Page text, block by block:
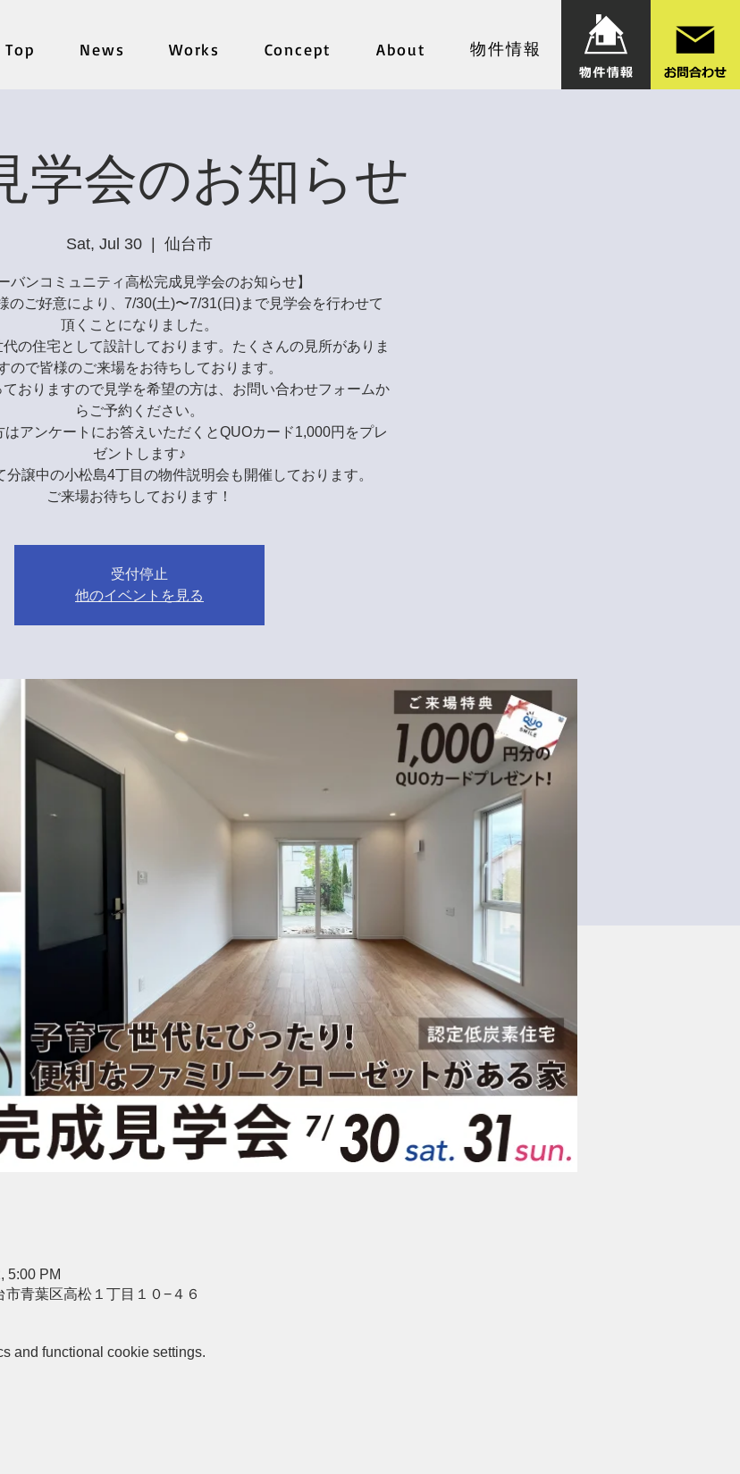
Top News Works Concept About 物件情報
学会のお知らせ
Sat, Jul 30 仙台市
バンコミュニティ高松完成見学会のお知らせ】
のご好意により、7/30(土)〜7/31(日)まで見学会を行わせて
頂くことになりました。
の住宅として設計しております。たくさんの見所がありま
ので皆様のご来場をお待ちしております。
おりますので見学を希望の方は、お問い合わせフォームか
らご予約ください。
はアンケートにお答えいただくとQUOカード1,000円をプレ
ゼントします♪
分譲中の小松島4丁目の物件説明会も開催しております。
ご来場お待ちしております！
受付停止
他のイベントを見る
5:00 PM
青葉区高松１丁目１０−４６
and functional cookie settings.